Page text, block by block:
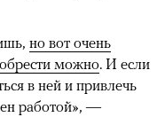
но вот очень
можно. И если
в ней и привлечь
работой», —